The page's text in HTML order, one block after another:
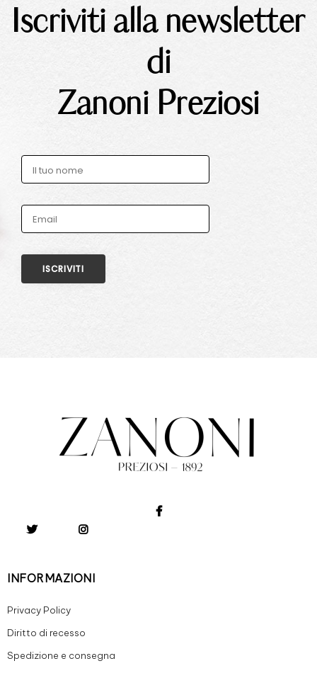
Iscriviti alla newsletter
di
Zanoni Preziosi
INFORMAZIONI
Privacy Policy
Diritto di recesso
Spedizione e consegna